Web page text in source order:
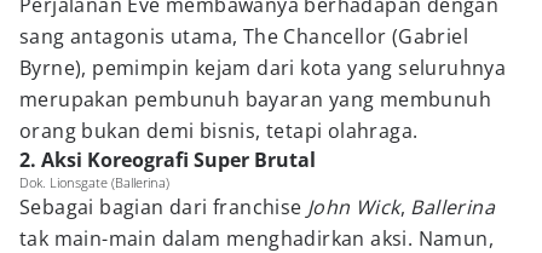
sang antagonis utama, The Chancellor (Gabriel
Byrne), pemimpin kejam dari kota yang seluruhnya
merupakan pembunuh bayaran yang membunuh
orang bukan demi bisnis, tetapi olahraga.
2. Aksi Koreografi Super Brutal
Dok. Lionsgate (Ballerina)
Sebagai bagian dari franchise John Wick, Ballerina
tak main-main dalam menghadirkan aksi. Namun,